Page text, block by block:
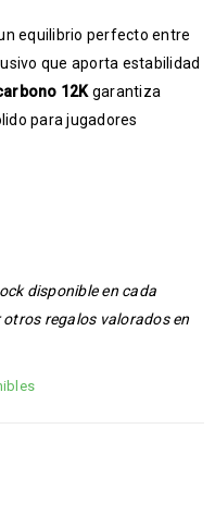
equilibrio perfecto entre
que aporta estabilidad
12K garantiza
para jugadores
disponible en cada
regalos valorados en